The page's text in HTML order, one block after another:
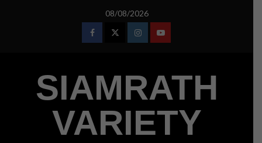
08/08/2026
FacebookTwitterInstagramYoutube
SIAMRATH
VARIETY